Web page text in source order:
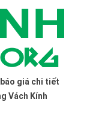
giá chi tiết
Vách Kính